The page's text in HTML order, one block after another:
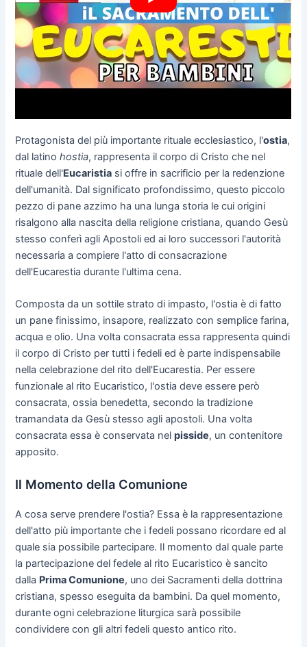
Protagonista del più importante rituale ecclesiastico, l'ostia,
dal latinohostia, rappresenta il corpo di Cristo che nel
rituale dell'Eucaristia si offre in sacrificio per la redenzione
dell'umanità. Dal significato profondissimo, questo piccolo
pezzo di pane azzimo ha una lunga storia le cui origini
risalgono alla nascita della religione cristiana, quando Gesù
stesso conferì agli Apostoli ed ai loro successori l'autorità
necessaria a compiere l'atto di consacrazione
dell'Eucarestia durante l'ultima cena.
Composta da un sottile strato di impasto, l'ostia è di fatto
un pane finissimo, insapore, realizzato con semplice farina,
acqua e olio. Una volta consacrata essa rappresenta quindi
il corpo di Cristo per tutti i fedeli ed è parte indispensabile
nella celebrazione del rito dell'Eucarestia. Per essere
funzionale al rito Eucaristico, l'ostia deve essere però
consacrata, ossia benedetta, secondo la tradizione
tramandata da Gesù stesso agli apostoli. Una volta
consacrata essa è conservata nelpisside, un contenitore
apposito.
Il Momento della Comunione
A cosa serve prendere l'ostia? Essa è la rappresentazione
dell'atto più importante che i fedeli possano ricordare ed al
quale sia possibile partecipare. Il momento dal quale parte
la partecipazione del fedele al rito Eucaristico è sancito
dalla Prima Comunione, uno dei Sacramenti della dottrina
cristiana, spesso eseguita da bambini. Da quel momento,
durante ogni celebrazione liturgica sarà possibile
condividere con gli altri fedeli questo antico rito.